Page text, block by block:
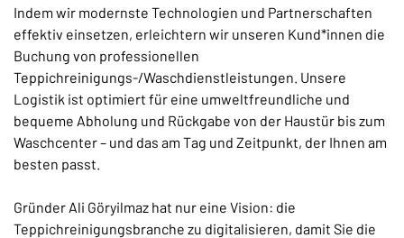
Indem wir modernste Technologien und Partnerschaften
effektiv einsetzen, erleichtern wir unseren Kund*innen die
Buchung von professionellen
Teppichreinigungs-/Waschdienstleistungen. Unsere
Logistik ist optimiert für eine umweltfreundliche und
bequeme Abholung und Rückgabe von der Haustür bis zum
Waschcenter – und das am Tag und Zeitpunkt, der Ihnen am
besten passt.
Gründer Ali Göryilmaz hat nur eine Vision: die
Teppichreinigungsbranche zu digitalisieren, damit Sie die